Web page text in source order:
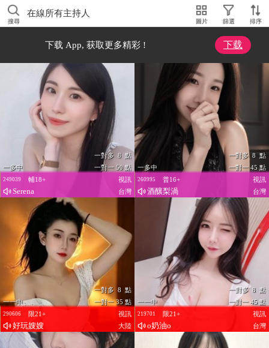
搜尋
在線所有主持人
圖片 篩選 排序
下载 App, 获取更多精彩 ! 下载
一多中
一對多 8 點
一對一 50 點
輔18+
視訊
249039
Serena 台灣
一多中
一對多 8 點
一對一 45 點
普16+
視訊
260995
酒釀梨渦 台灣
一一中
一對多 8 點
一對一 35 點
限21+
視訊
290606
好玩嫂嫂 大陸
一一中
一對多 8 點
一對一 45 點
限21+
視訊
219701
o奶油o 台灣